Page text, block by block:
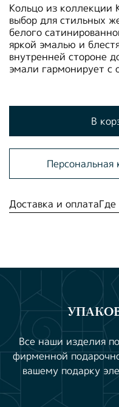
Кольцо из коллекции
выбор для стильных
белого
яркой эмалью и
внутренней стороне
эмали гармонирует с
В
Персональная
Доставка и оплатаГде
Все наши изделия
фирменной
вашему подарку